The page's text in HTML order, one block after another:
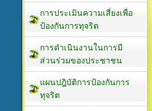
การประเมินความเสี่ยงเพื่อ
ป้องกันการทุจริต
การดำเนินงานในการมี
ส่วนร่วมของประชาชน
แผนปฎิบัติการป้องกันการ
ทุจริต